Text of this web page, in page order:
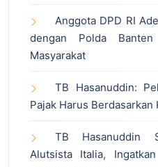
Anggota DPD RI
dengan Polda Banten
Masyarakat
TB Hasanuddin:
Pajak Harus
TB Hasanuddin
Alutsista Italia,